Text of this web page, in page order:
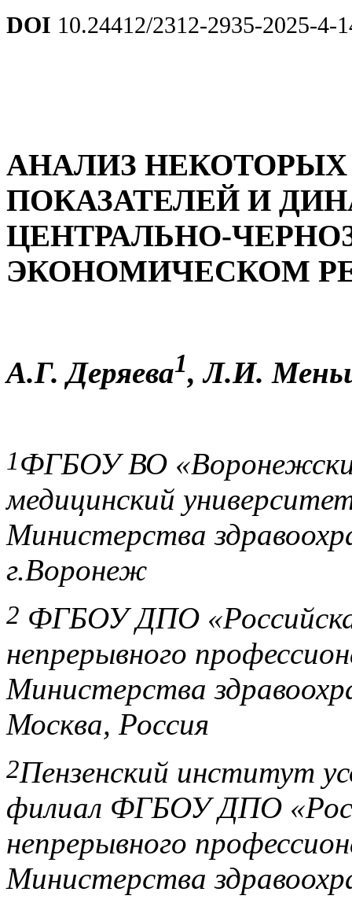
DOI 10.24412/2312-2935-2025-4-
АНАЛИЗ
ПОКАЗАТЕЛЕЙ И
ЦЕНТРАЛЬНО-
ЭКОНОМИЧЕСКОМ
А.Г. Деряева1, Л.И.
1ФГБОУ ВО
медицинский
Министерства
г.Воронеж
2 ФГБОУ ДПО
непрерывного
Министерства
Москва, Россия
2Пензенский институт
филиал ФГБОУ ДПО
непрерывного
Министерства